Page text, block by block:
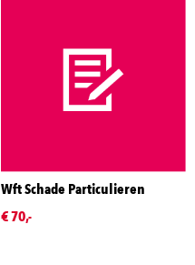
Wft Schade Particulieren
€ 70,-